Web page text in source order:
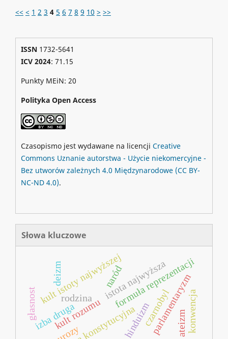
<< < 1 2 3 4 5 6 7 8 9 10 > >>
ISSN1732-5641
ICV 2024: 71.15
Punkty MEiN: 20
Polityka Open Access
Czasopismo jest wydawane na licencji Creative
Commons Uznanie autorstwa - Użycie niekomercyjne -
Bez utworów zależnych 4.0 Międzynarodowe (CC BY-
NC-ND 4.0).
Słowa kluczowe
rodzina istota najwyższa
kult istoty najwyższej
kult rozumu
formuła reprezentacji
izba druga parlamentaryzm
hinduizmczarnobyl konwencja
deizm
głasnost
ateizm
naród